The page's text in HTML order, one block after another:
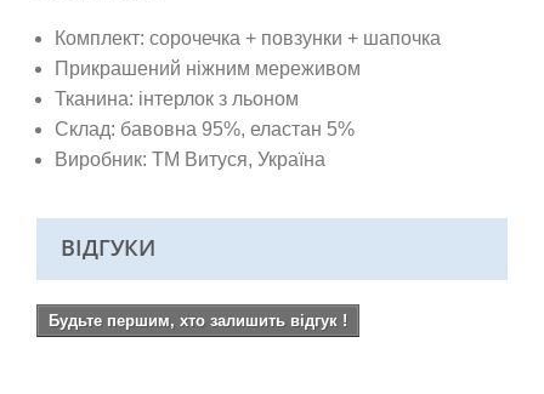
Комплект: сорочечка + повзунки + шапочка
Прикрашений ніжним мереживом
Тканина: інтерлок з льоном
Склад: бавовна 95%, еластан 5%
Виробник: ТМ Витуся, Україна
ВІДГУКИ
Будьте першим, хто залишить відгук !